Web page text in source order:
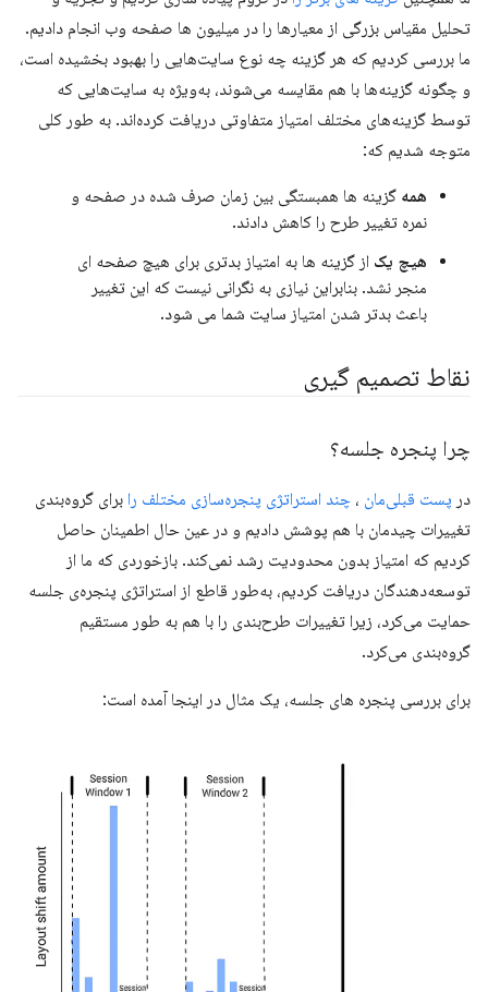
تحلیل مقیاس بزرگی از معیارها را در میلیون ها صفحه وب انجام دادیم.
ما بررسی کردیم که هر گزینه چه نوع سایت‌هایی را بهبود بخشیده است،
و چگونه گزینه‌ها با هم مقایسه می‌شوند، به‌ویژه به سایت‌هایی که
توسط گزینه‌های مختلف امتیاز متفاوتی دریافت کرده‌اند. به طور کلی
متوجه شدیم که:
همه گزینه ها همبستگی بین زمان صرف شده در صفحه و
نمره تغییر طرح را کاهش دادند.
هیچ یک از گزینه ها به امتیاز بدتری برای هیچ صفحه ای
منجر نشد. بنابراین نیازی به نگرانی نیست که این تغییر
باعث بدتر شدن امتیاز سایت شما می شود.
نقاط تصمیم گیری
چرا پنجره جلسه؟
در پست قبلی‌مان ، چند استراتژی پنجره‌سازی مختلف را برای گروه‌بندی
تغییرات چیدمان با هم پوشش دادیم و در عین حال اطمینان حاصل
کردیم که امتیاز بدون محدودیت رشد نمی‌کند. بازخوردی که ما از
توسعه‌دهندگان دریافت کردیم، به‌طور قاطع از استراتژی پنجره‌ی جلسه
حمایت می‌کرد، زیرا تغییرات طرح‌بندی را با هم به طور مستقیم
گروه‌بندی می‌کرد.
برای بررسی پنجره های جلسه، یک مثال در اینجا آمده است: